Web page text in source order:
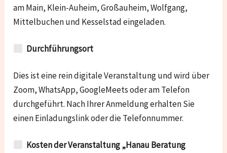
am Main, Klein-Auheim, Großauheim, Wolfgang,
Mittelbuchen und Kesselstadeingeladen.
Durchführungsort
Dies ist eine rein digitale Veranstaltung und wird über
Zoom, WhatsApp, GoogleMeets oder am Telefon
durchgeführt. Nach Ihrer Anmeldung erhalten Sie
einen Einladungslink oder die Telefonnummer.
Kosten der Veranstaltung „Hanau Beratung